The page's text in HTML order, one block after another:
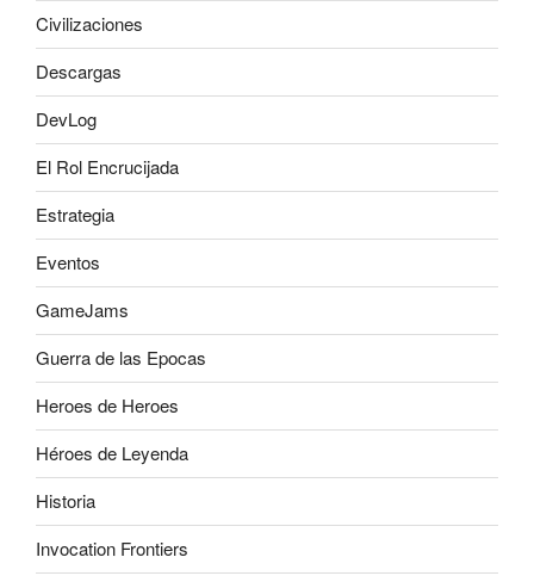
Civilizaciones
Descargas
DevLog
El Rol Encrucijada
Estrategia
Eventos
GameJams
Guerra de las Epocas
Heroes de Heroes
Héroes de Leyenda
Historia
Invocation Frontiers